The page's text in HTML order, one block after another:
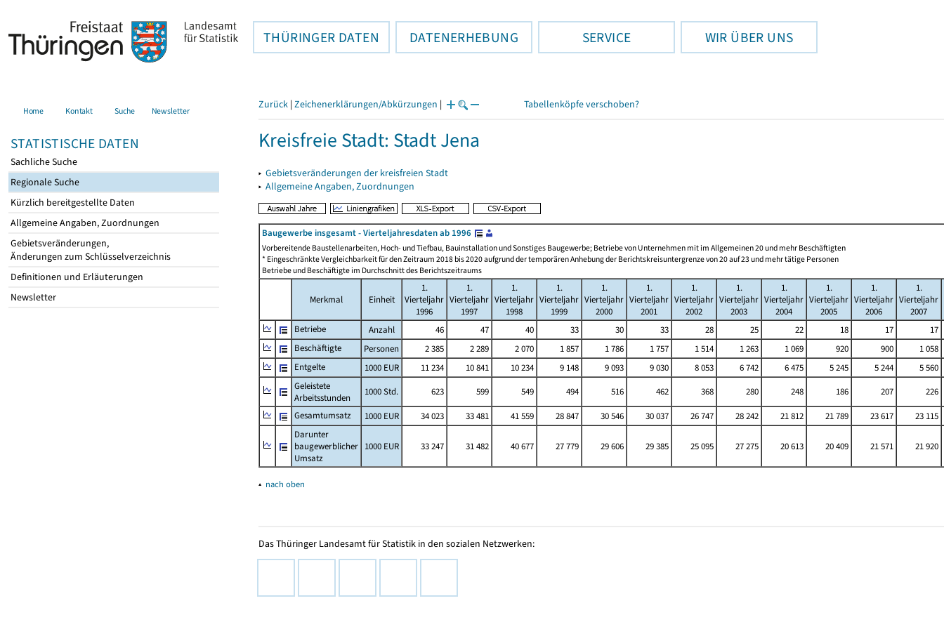
THÜRINGER DATEN DATENERHEBUNG SERVICE WIR ÜBER UNS
Home Kontakt Suche Newsletter
STATISTISCHE DATEN
Sachliche Suche
Regionale Suche
Kürzlich bereitgestellte Daten
Allgemeine Angaben, Zuordnungen
Gebietsveränderungen,
Änderungen zum Schlüsselverzeichnis
Definitionen und Erläuterungen
Newsletter
Zurück | Zeichenerklärungen/Abkürzungen | Tabellenköpfe verschoben?
Kreisfreie Stadt: Stadt Jena
▸ Gebietsveränderungen der kreisfreien Stadt
▸ Allgemeine Angaben, Zuordnungen
Baugewerbe insgesamt - Vierteljahresdaten ab 1996
Vorbereitende Baustellenarbeiten, Hoch- und Tiefbau, Bauinstallation und Sonstiges Baugewerbe; Betriebe von Unternehmen mit im Allgemeinen 20 und mehr Beschäftigten
* Eingeschränkte Vergleichbarkeit für den Zeitraum 2018 bis 2020 aufgrund der temporären Anhebung der Berichtskreisuntergrenze von 20 auf 23 und mehr tätige Personen
Betriebe und Beschäftigte im Durchschnitt des Berichtszeitraums
Merkmal Einheit
1.
Vierteljahr
1996
1.
Vierteljahr
1997
1.
Vierteljahr
1998
1.
Vierteljahr
1999
1.
Vierteljahr
2000
1.
Vierteljahr
2001
1.
Vierteljahr
2002
1.
Vierteljahr
2003
1.
Vierteljahr
2004
1.
Vierteljahr
2005
1.
Vierteljahr
2006
1.
Vierteljahr
2007
Betriebe
Anzahl 46 47 40 33 30 33 28 25 22 18 17
17
Beschäftigte
Personen 2 385 2 289 2 070 1 857 1 786 1 757 1 514 1 263 1 069 920 900
1 058
Entgelte
1000 EUR 11 234 10 841 10 234 9 148 9 093 9 030 8 053 6 742 6 475 5 245 5 244
5 560
Geleistete
Arbeitsstunden
1000 Std. 623 599 549 494 516 462 368 280 248 186 207
226
Gesamtumsatz
1000 EUR 34 023 33 481 41 559 28 847 30 546 30 037 26 747 28 242 21 812 21 789 23 617
23 115
Darunter
baugewerblicher
Umsatz
1000 EUR 33 247 31 482 40 677 27 779 29 606 29 385 25 095 27 275 20 613 20 409 21 571 21 920
▴ nach oben
Das Thüringer Landesamt für Statistik in den sozialen Netzwerken: